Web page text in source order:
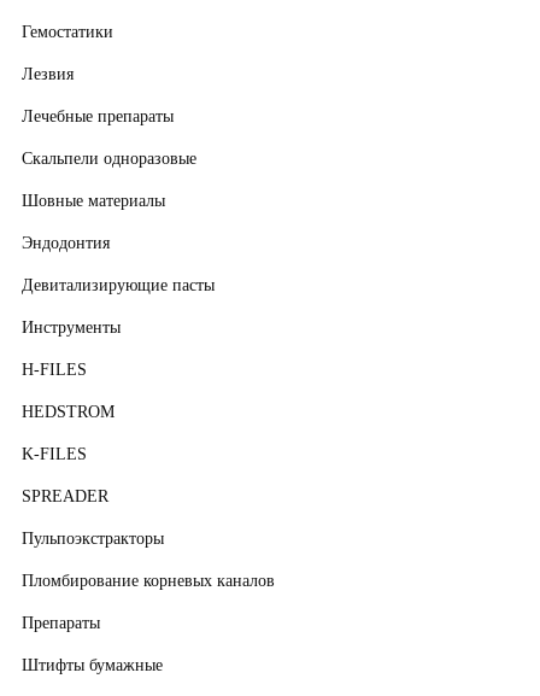
Гемостатики
Лезвия
Лечебные препараты
Скальпели одноразовые
Шовные материалы
Эндодонтия
Девитализирующие пасты
Инструменты
H-FILES
HEDSTROM
K-FILES
SPREADER
Пульпоэкстракторы
Пломбирование корневых каналов
Препараты
Штифты бумажные